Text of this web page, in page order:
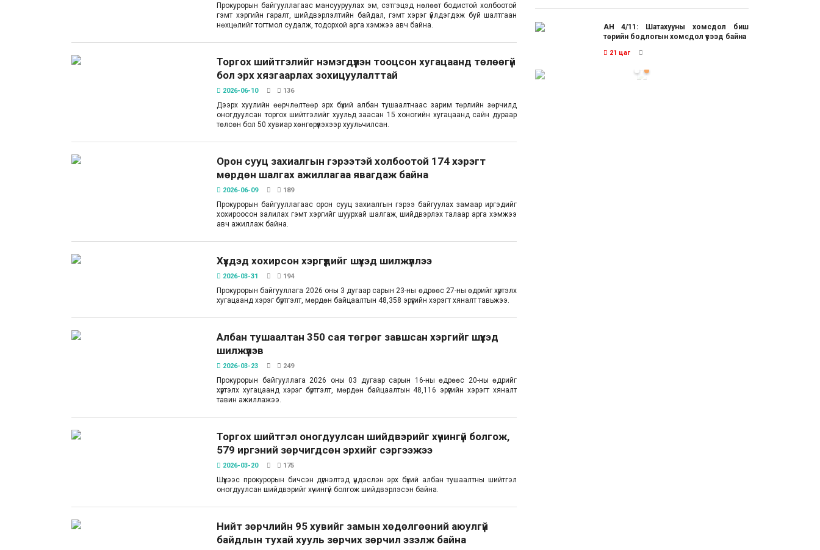
Прокурорын байгууллагаас мансууруулах эм, сэтгэцэд нөлөөт бодистой холбоотой
гэмт хэргийн гаралт, шийдвэрлэлтийн байдал, гэмт хэрэг үйлдэгдэж буй шалтгаан
нөхцөлийг тогтмол судалж, тодорхой арга хэмжээ авч байна.
Торгох шийтгэлийг нэмэгдүүлэн тооцсон хугацаанд төлөөгүй
бол эрх хязгаарлах зохицуулалттай
2026-06-10 136
Дээрх хуулийн өөрчлөлтөөр эрх бүхий албан тушаалтнаас зарим төрлийн зөрчилд
оногдуулсан торгох шийтгэлийг хуульд заасан 15 хоногийн хугацаанд сайн дураар
төлсөн бол 50 хувиар хөнгөрүүлэхээр хуульчилсан.
Орон сууц захиалгын гэрээтэй холбоотой 174 хэрэгт
мөрдөн шалгах ажиллагаа явагдаж байна
2026-06-09 189
Прокурорын байгууллагаас орон сууц захиалгын гэрээ байгуулах замаар иргэдийг
хохироосон залилах гэмт хэргийг шуурхай шалгаж, шийдвэрлэх талаар арга хэмжээ
авч ажиллаж байна.
Хүүхдэд хохирсон хэргүүдийг шүүхэд шилжүүллээ
2026-03-31 194
Прокурорын байгууллага 2026 оны 3 дугаар сарын 23-ны өдрөөс 27-ны өдрийг хүртэлх
хугацаанд хэрэг бүртгэлт, мөрдөн байцаалтын 48,358 эрүүгийн хэрэгт хяналт тавьжээ.
Албан тушаалтан 350 сая төгрөг завшсан хэргийг шүүхэд
шилжүүлэв
2026-03-23 249
Прокурорын байгууллага 2026 оны 03 дугаар сарын 16-ны өдрөөс 20-ны өдрийг
хүртэлх хугацаанд хэрэг бүртгэлт, мөрдөн байцаалтын 48,116 эрүүгийн хэрэгт хяналт
тавин ажиллажээ.
Торгох шийтгэл оногдуулсан шийдвэрийг хүчингүй болгож,
579 иргэний зөрчигдсөн эрхийг сэргээжээ
2026-03-20 175
Шүүхээс прокурорын бичсэн дүгнэлтэд үндэслэн эрх бүхий албан тушаалтны шийтгэл
оногдуулсан шийдвэрийг хүчингүй болгож шийдвэрлэсэн байна.
Нийт зөрчлийн 95 хувийг замын хөдөлгөөний аюулгүй
байдлын тухай хууль зөрчих зөрчил эзэлж байна
АН 4/11: Шатахууны хомсдол биш
төрийн бодлогын хомсдол үүсээд байна
21 цаг